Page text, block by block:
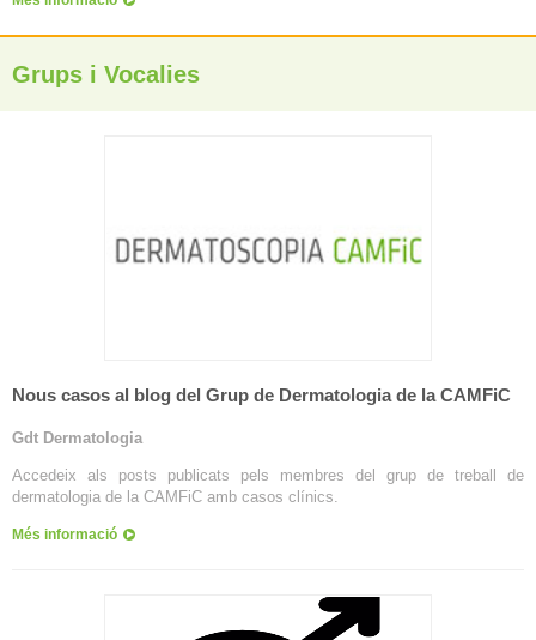
Grups i Vocalies
Nous casos al blog del Grup de Dermatologia de la CAMFiC
Gdt Dermatologia
Accedeix als posts publicats pels membres del grup de treball de
dermatologia de la CAMFiC amb casos clínics.
Més informació